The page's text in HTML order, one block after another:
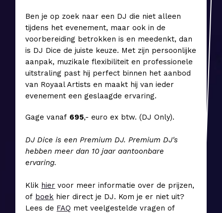
Ben je op zoek naar een DJ die niet alleen
tijdens het evenement, maar ook in de
voorbereiding betrokken is en meedenkt, dan
is DJ Dice de juiste keuze. Met zijn persoonlijke
aanpak, muzikale flexibiliteit en professionele
uitstraling past hij perfect binnen het aanbod
van Royaal Artists en maakt hij van ieder
evenement een geslaagde ervaring.
Gage vanaf 695,- euro ex btw. (DJ Only).
DJ Dice is een Premium DJ. Premium DJ's
hebben meer dan 10 jaar aantoonbare
ervaring.
Klik hier voor meer informatie over de prijzen,
of boek hier direct je DJ. Kom je er niet uit?
Lees de FAQ met veelgestelde vragen of